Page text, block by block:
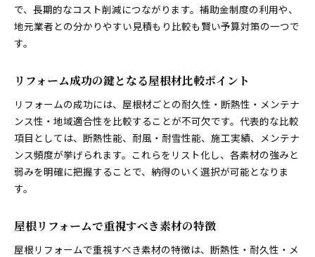
で、長期的なコスト削減につながります。補助金制度の利用や、
地元業者との分かりやすい見積もり比較も賢い予算対策の一つで
す。
リフォーム成功の鍵となる屋根材比較ポイント
リフォームの成功には、屋根材ごとの耐久性・断熱性・メンテナ
ンス性・地域適合性を比較することが不可欠です。代表的な比較
項目としては、断熱性能、耐風・耐雪性能、施工実績、メンテナ
ンス頻度が挙げられます。これらをリスト化し、各素材の強みと
弱みを明確に把握することで、納得のいく選択が可能となりま
す。
屋根リフォームで重視すべき素材の特徴
屋根リフォームで重視すべき素材の特徴は、断熱性・耐久性・メ